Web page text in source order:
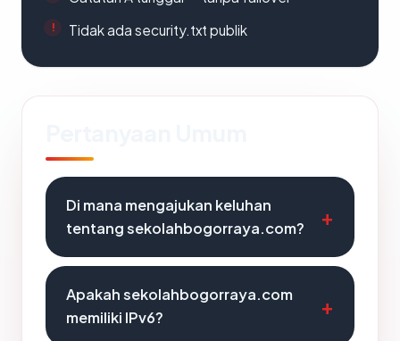
Tidak ada security.txt publik
Di mana mengajukan keluhan
tentang sekolahbogorraya.com?
Apakah sekolahbogorraya.com
memiliki IPv6?